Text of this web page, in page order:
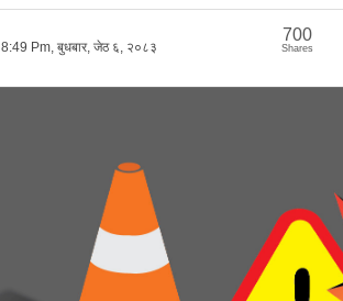
8:49 Pm, बुधबार, जेठ ६, २०८३
700
Shares